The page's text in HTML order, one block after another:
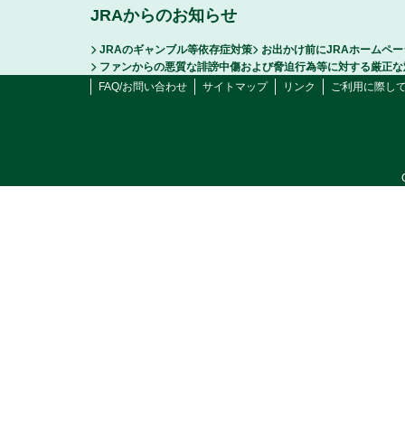
JRAからのお知らせ
JRAのギャンブル等依存症対策
お出かけ前にJRAホームペ
ファンからの悪質な誹謗中傷および脅迫行為等に対する厳正
FAQ/お問い合わせ
サイトマップ リンク ご利用に際し